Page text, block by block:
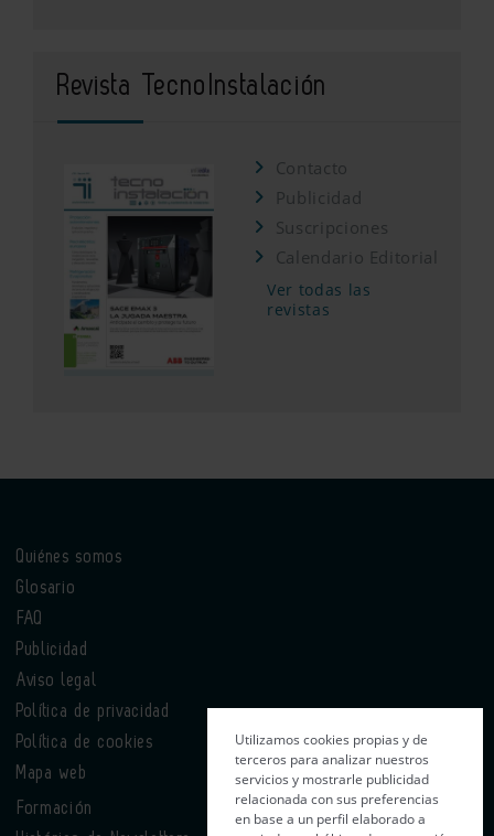
Revista TecnoInstalación
Contacto
Publicidad
Suscripciones
Calendario Editorial
Ver todas las
revistas
Quiénes somos
Glosario
FAQ
Publicidad
Aviso legal
Política de privacidad
Política de cookies
Mapa web
Formación
Utilizamos cookies propias y de
terceros para analizar nuestros
servicios y mostrarle publicidad
relacionada con sus preferencias
en base a un perfil elaborado a